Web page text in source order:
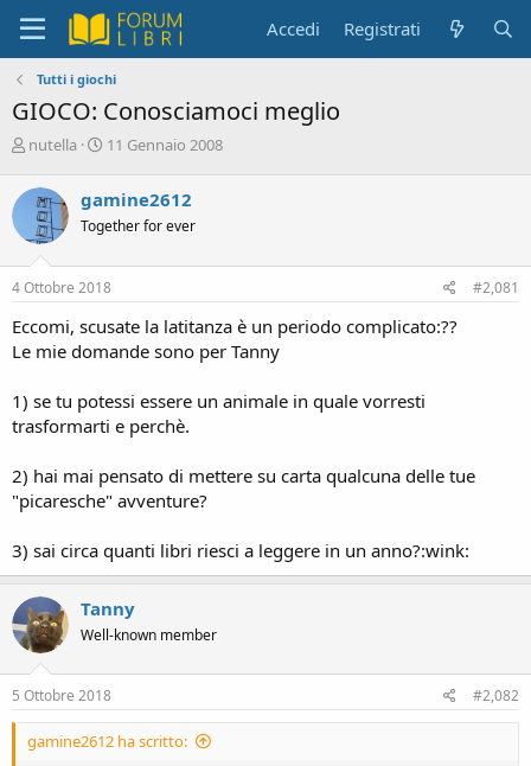
Accedi Registrati
Tutti i giochi
GIOCO: Conosciamoci meglio
C
e
o
r
e
i
s
u
s
o
n
nutella
D
a
d
i
n
z
i
11 Gennaio 2008
gamine2612
Together for ever
4 Ottobre 2018 #2,081
Eccomi, scusate la latitanza è un periodo complicato:??
Le mie domande sono per Tanny
1) se tu potessi essere un animale in quale vorresti
trasformarti e perchè.
2) hai mai pensato di mettere su carta qualcuna delle tue
"picaresche" avventure?
3) sai circa quanti libri riesci a leggere in un anno?:wink:
Tanny
Well-known member
5 Ottobre 2018 #2,082
gamine2612 ha scritto: